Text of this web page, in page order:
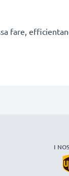
fare,
I